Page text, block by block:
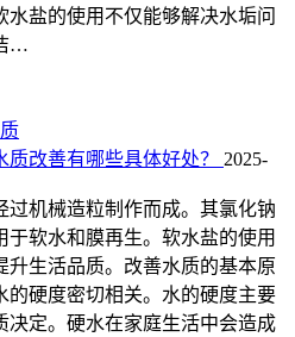
水盐的使用不仅能够解决水垢问
…
改善有哪些具体好处？
2025-
过机械造粒制作而成。其氯化钠
于软水和膜再生。软水盐的使用
升生活品质。改善水质的基本原
的硬度密切相关。水的硬度主要
决定。硬水在家庭生活中会造成